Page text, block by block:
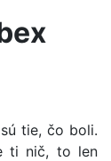
tie, čo boli.
ti nič, to len